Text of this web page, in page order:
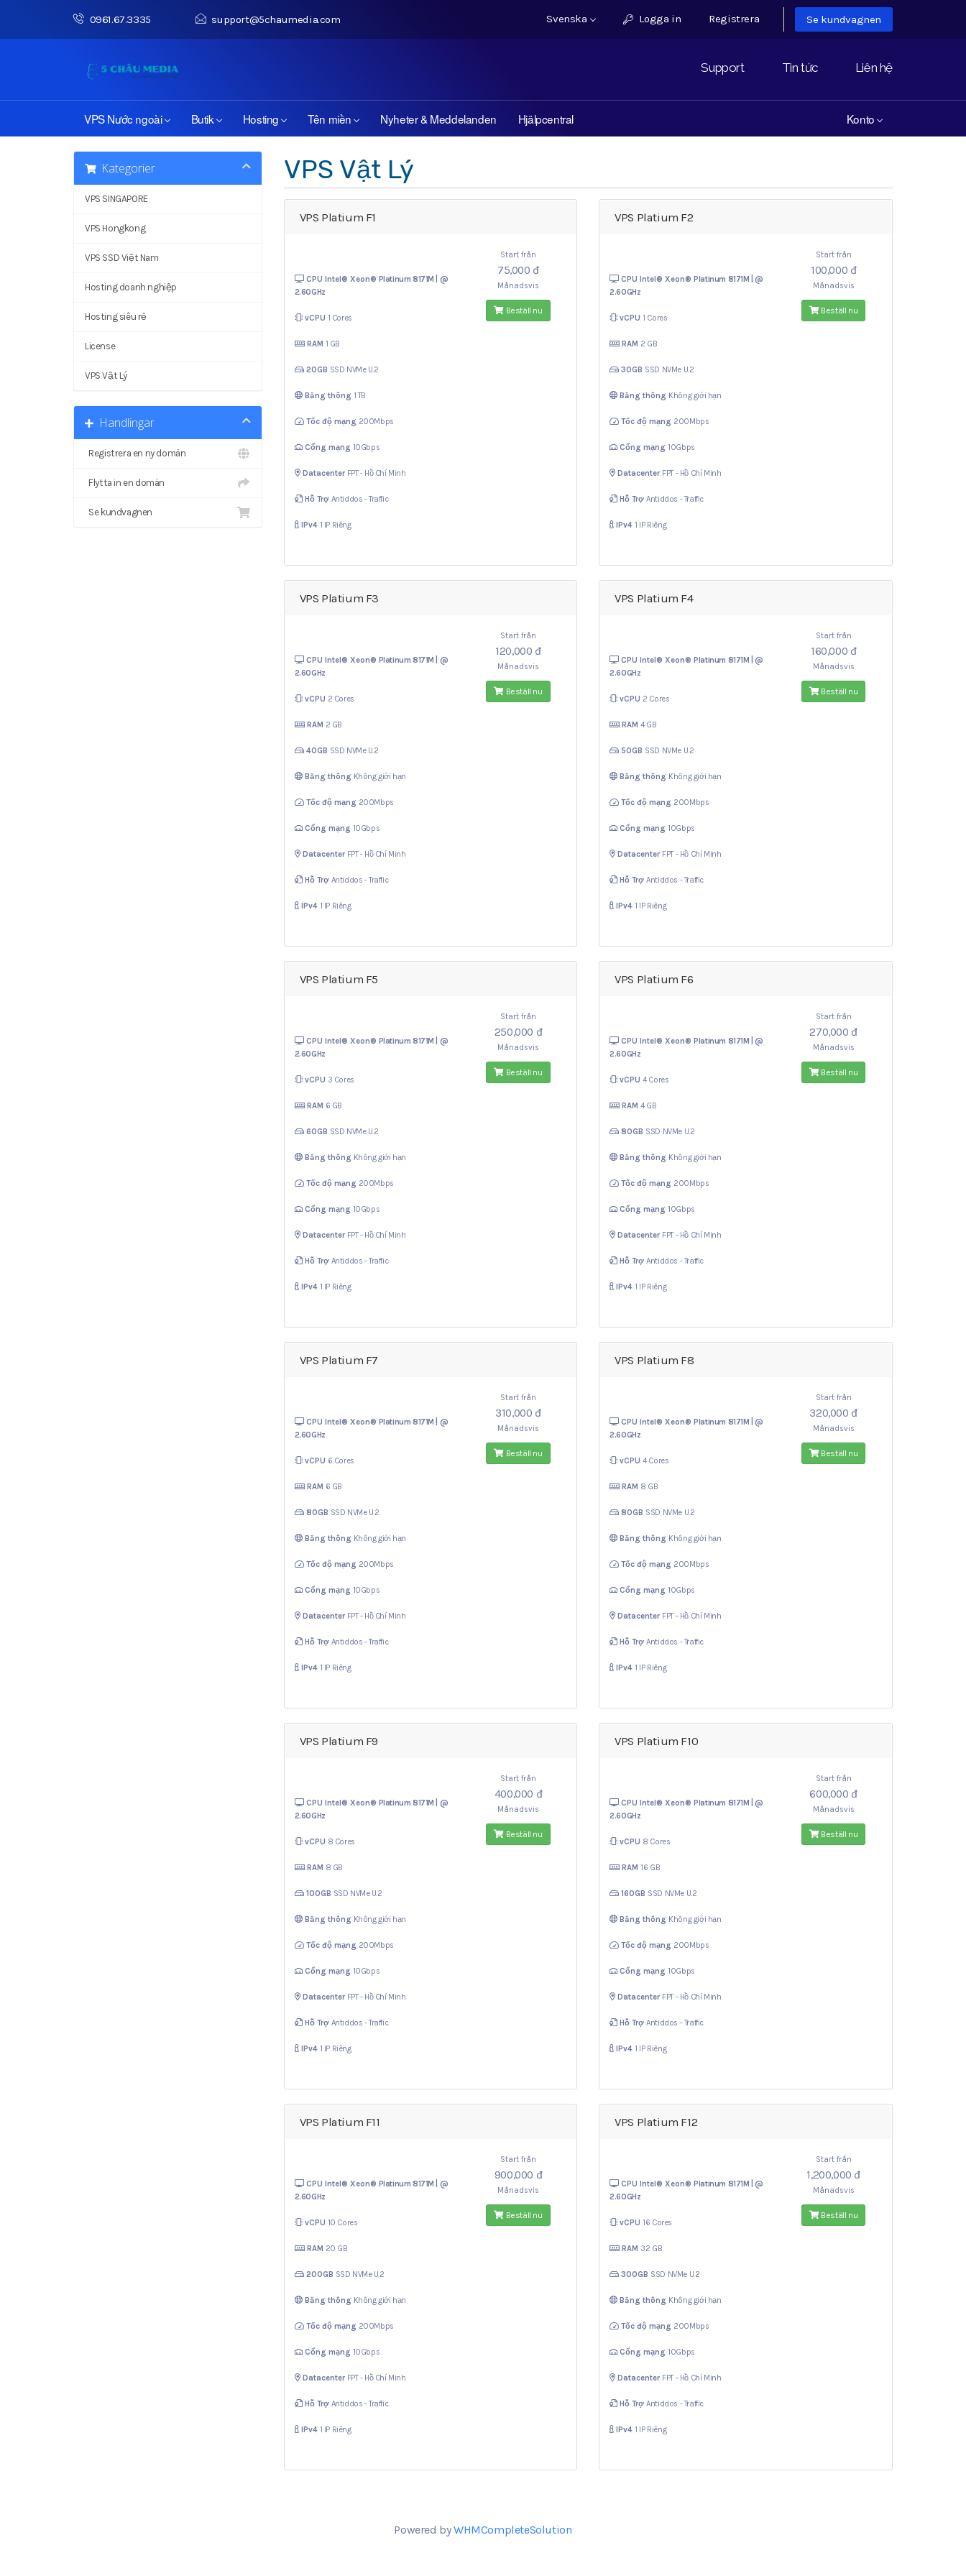
0961.67.3335 support@5chaumedia.com Svenska Logga in Registrera Se kundvagnen
Support Tin tức Liên hệ
VPS Nước ngoài Butik Hosting Tên miền Nyheter & Meddelanden Hjälpcentral Konto
Kategorier
VPS SINGAPORE
VPS Hongkong
VPS SSD Việt Nam
Hosting doanh nghiệp
Hosting siêu rẻ
License
VPS Vật Lý
Handlingar
Registrera en ny domän
Flytta in en domän
Se kundvagnen
VPS Vật Lý
VPS Platium F1
CPU Intel® Xeon® Platinum 8171M | @
2.60GHz
vCPU 1 Cores
RAM 1 GB
20GB SSD NVMe U.2
Băng thông 1 TB
Tốc độ mạng 200Mbps
Cổng mạng 10Gbps
Datacenter FPT - Hồ Chí Minh
Hỗ Trợ Antiddos - Traffic
IPv4 1 IP Riêng
Start från
75,000 đ
Månadsvis
Beställ nu
VPS Platium F2
CPU Intel® Xeon® Platinum 8171M | @
2.60GHz
vCPU 1 Cores
RAM 2 GB
30GB SSD NVMe U.2
Băng thông Không giới hạn
Tốc độ mạng 200Mbps
Cổng mạng 10Gbps
Datacenter FPT - Hồ Chí Minh
Hỗ Trợ Antiddos - Traffic
IPv4 1 IP Riêng
Start från
100,000 đ
Månadsvis
Beställ nu
VPS Platium F3
CPU Intel® Xeon® Platinum 8171M | @
2.60GHz
vCPU 2 Cores
RAM 2 GB
40GB SSD NVMe U.2
Băng thông Không giới hạn
Tốc độ mạng 200Mbps
Cổng mạng 10Gbps
Datacenter FPT - Hồ Chí Minh
Hỗ Trợ Antiddos - Traffic
IPv4 1 IP Riêng
Start från
120,000 đ
Månadsvis
Beställ nu
VPS Platium F4
CPU Intel® Xeon® Platinum 8171M | @
2.60GHz
vCPU 2 Cores
RAM4 GB
50GB SSD NVMe U.2
Băng thông Không giới hạn
Tốc độ mạng 200Mbps
Cổng mạng 10Gbps
Datacenter FPT - Hồ Chí Minh
Hỗ Trợ Antiddos - Traffic
IPv4 1 IP Riêng
Start från
160,000 đ
Månadsvis
Beställ nu
VPS Platium F5
CPU Intel® Xeon® Platinum 8171M | @
2.60GHz
vCPU 3 Cores
RAM 6 GB
60GB SSD NVMe U.2
Băng thông Không giới hạn
Tốc độ mạng 200Mbps
Cổng mạng 10Gbps
Datacenter FPT - Hồ Chí Minh
Hỗ Trợ Antiddos - Traffic
IPv4 1 IP Riêng
Start från
250,000 đ
Månadsvis
Beställ nu
VPS Platium F6
CPU Intel® Xeon® Platinum 8171M | @
2.60GHz
vCPU4 Cores
RAM4 GB
80GB SSD NVMe U.2
Băng thông Không giới hạn
Tốc độ mạng 200Mbps
Cổng mạng 10Gbps
Datacenter FPT - Hồ Chí Minh
Hỗ Trợ Antiddos - Traffic
IPv4 1 IP Riêng
Start från
270,000 đ
Månadsvis
Beställ nu
VPS Platium F7
CPU Intel® Xeon® Platinum 8171M | @
2.60GHz
vCPU 6 Cores
RAM 6 GB
80GB SSD NVMe U.2
Băng thông Không giới hạn
Tốc độ mạng 200Mbps
Cổng mạng 10Gbps
Datacenter FPT - Hồ Chí Minh
Hỗ Trợ Antiddos - Traffic
IPv4 1 IP Riêng
Start från
310,000 đ
Månadsvis
Beställ nu
VPS Platium F8
CPU Intel® Xeon® Platinum 8171M | @
2.60GHz
vCPU4 Cores
RAM 8 GB
80GB SSD NVMe U.2
Băng thông Không giới hạn
Tốc độ mạng 200Mbps
Cổng mạng 10Gbps
Datacenter FPT - Hồ Chí Minh
Hỗ Trợ Antiddos - Traffic
IPv4 1 IP Riêng
Start från
320,000 đ
Månadsvis
Beställ nu
VPS Platium F9
CPU Intel® Xeon® Platinum 8171M | @
2.60GHz
vCPU 8 Cores
RAM 8 GB
100GB SSD NVMe U.2
Băng thông Không giới hạn
Tốc độ mạng 200Mbps
Cổng mạng 10Gbps
Datacenter FPT - Hồ Chí Minh
Hỗ Trợ Antiddos - Traffic
IPv4 1 IP Riêng
Start från
400,000 đ
Månadsvis
Beställ nu
VPS Platium F10
CPU Intel® Xeon® Platinum 8171M | @
2.60GHz
vCPU 8 Cores
RAM 16 GB
160GB SSD NVMe U.2
Băng thông Không giới hạn
Tốc độ mạng 200Mbps
Cổng mạng 10Gbps
Datacenter FPT - Hồ Chí Minh
Hỗ Trợ Antiddos - Traffic
IPv4 1 IP Riêng
Start från
600,000 đ
Månadsvis
Beställ nu
VPS Platium F11
CPU Intel® Xeon® Platinum 8171M | @
2.60GHz
vCPU 10 Cores
RAM 20 GB
200GB SSD NVMe U.2
Băng thông Không giới hạn
Tốc độ mạng 200Mbps
Cổng mạng 10Gbps
Datacenter FPT - Hồ Chí Minh
Hỗ Trợ Antiddos - Traffic
IPv4 1 IP Riêng
Start från
900,000 đ
Månadsvis
Beställ nu
VPS Platium F12
CPU Intel® Xeon® Platinum 8171M | @
2.60GHz
vCPU 16 Cores
RAM 32 GB
300GB SSD NVMe U.2
Băng thông Không giới hạn
Tốc độ mạng 200Mbps
Cổng mạng 10Gbps
Datacenter FPT - Hồ Chí Minh
Hỗ Trợ Antiddos - Traffic
IPv4 1 IP Riêng
Start från
1,200,000 đ
Månadsvis
Beställ nu
Powered byWHMCompleteSolution